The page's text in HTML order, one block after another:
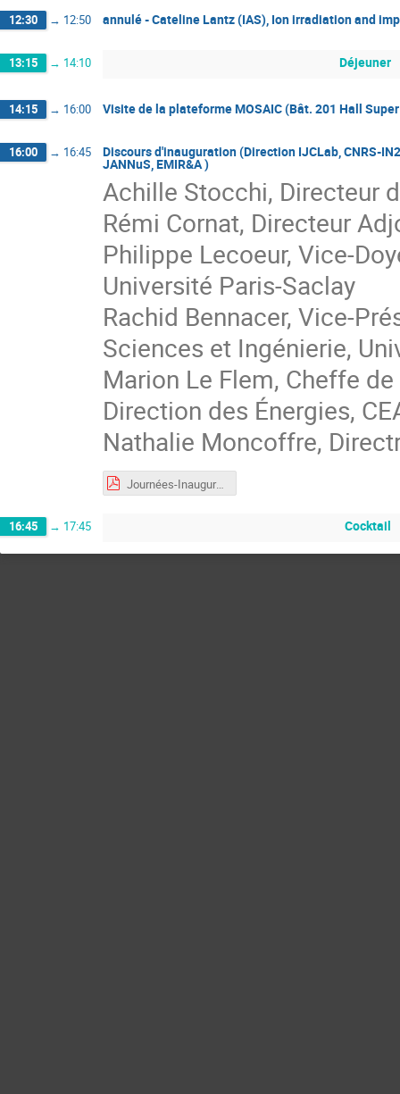
12:30 → 12:50 annulé - Cateline Lantz (IAS), Ion irradiation and
13:15 → 14:10 Déjeuner
14:15 → 16:00 Visite de la plateforme MOSAIC (Bât. 201 Hall
16:00 → 16:45 Discours d'inauguration (Direction IJCLab, CNRS-
JANNuS, EMIR&A )
Achille Stocchi, Directeur
Rémi Cornat, Directeur
Philippe Lecoeur, Vice-
Université Paris-Saclay
Rachid Bennacer, Vice-
Sciences et Ingénierie,
Marion Le Flem, Cheffe
Direction des Énergies,
Nathalie Moncoffre,
Journées-Inauguration-MOSAIC2024-sponsors-plan-remerciements.pdf
16:45 → 17:45 Cocktail